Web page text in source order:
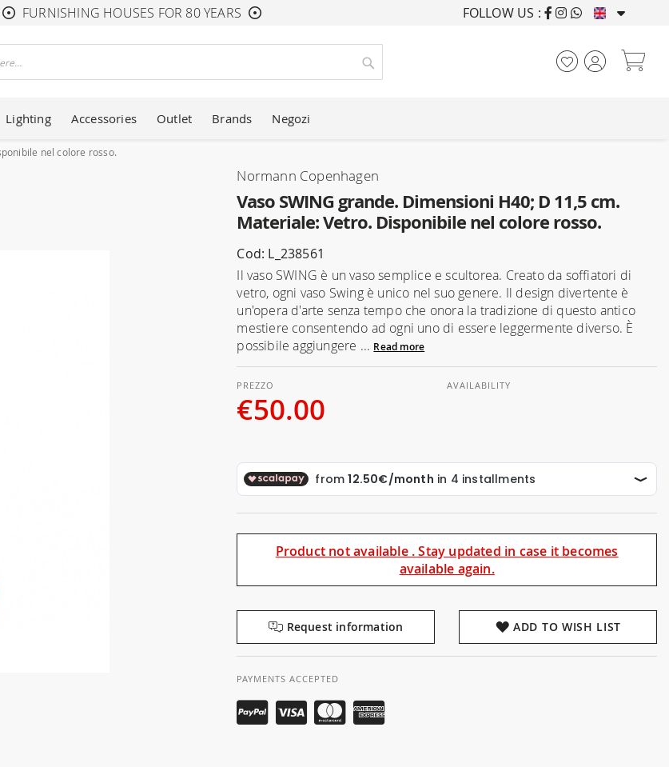
FURNISHING HOUSES FOR 80 YEARS FURNISHING HOUSES
FOLLOW US :
Search
Lighting Accessories Outlet Brands Negozi
nel colore rosso.
Vaso SWING grande. Dimensioni H40; D 11,5 cm.
Materiale: Vetro. Disponibile nel colore rosso.
Normann Copenhagen
Cod: L_238561
Il vaso SWING è un vaso semplice e scultorea. Creato da soffiatori di
vetro, ogni vaso Swing è unico nel suo genere. Il design divertente è
un'opera d'arte senza tempo che onora la tradizione di questo antico
mestiere consentendo ad ogni uno di essere leggermente diverso. È
possibile aggiungere ... Read more
€50.00
AVAILABILITY
Product not available . Stay updated in case it becomes
available again.
Request information ADD TO WISH LIST
PAYMENTS ACCEPTED